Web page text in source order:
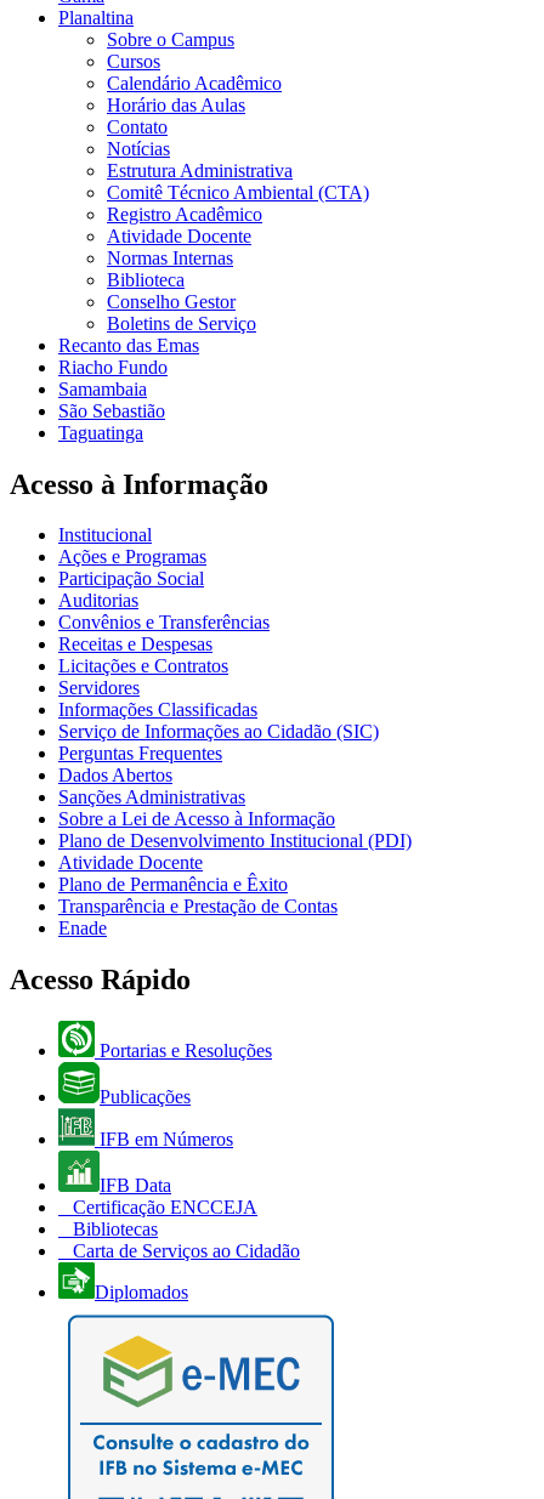
Planaltina
Sobre o Campus
Cursos
Calendário Acadêmico
Horário das Aulas
Contato
Notícias
Estrutura Administrativa
Comitê Técnico Ambiental (CTA)
Registro Acadêmico
Atividade Docente
Normas Internas
Biblioteca
Conselho Gestor
Boletins de Serviço
Recanto das Emas
Riacho Fundo
Samambaia
São Sebastião
Taguatinga
Acesso à Informação
Institucional
Ações e Programas
Participação Social
Auditorias
Convênios e Transferências
Receitas e Despesas
Licitações e Contratos
Servidores
Informações Classificadas
Serviço de Informações ao Cidadão (SIC)
Perguntas Frequentes
Dados Abertos
Sanções Administrativas
Sobre a Lei de Acesso à Informação
Plano de Desenvolvimento Institucional (PDI)
Atividade Docente
Plano de Permanência e Êxito
Transparência e Prestação de Contas
Enade
Acesso Rápido
Portarias e Resoluções
Publicações
IFB em Números
IFB Data
Certificação ENCCEJA
Bibliotecas
Carta de Serviços ao Cidadão
Diplomados